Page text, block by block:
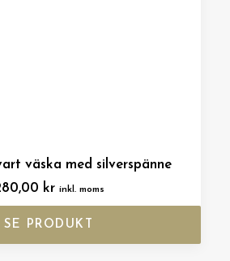
väska med silverspänne
kr inkl. moms
SE PRODUKT